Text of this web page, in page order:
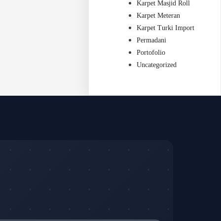
Karpet Masjid Roll
Karpet Meteran
Karpet Turki Import
Permadani
Portofolio
Uncategorized